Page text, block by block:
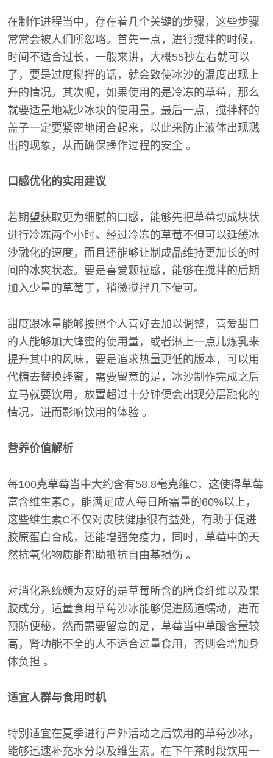
在制作进程当中，存在着几个关键的步骤，这些步骤
常常会被人们所忽略。首先一点，进行搅拌的时候，
时间不适合过长，一般来讲，大概55秒左右就可以
了，要是过度搅拌的话，就会致使冰沙的温度出现上
升的情况。其次呢，如果使用的是冷冻的草莓，那么
就要适量地减少冰块的使用量。最后一点，搅拌杯的
盖子一定要紧密地闭合起来，以此来防止液体出现溅
出的现象，从而确保操作过程的安全 。
口感优化的实用建议
若期望获取更为细腻的口感，能够先把草莓切成块状
进行冷冻两个小时。经过冷冻的草莓不但可以延缓冰
沙融化的速度，而且还能够让制成品维持更加长的时
间的冰爽状态。要是喜爱颗粒感，能够在搅拌的后期
加入少量的草莓丁，稍微搅拌几下便可。
甜度跟冰量能够按照个人喜好去加以调整，喜爱甜口
的人能够加大蜂蜜的使用量，或者淋上一点儿炼乳来
提升其中的风味，要是追求热量更低的版本，可以用
代糖去替换蜂蜜，需要留意的是，冰沙制作完成之后
立马就要饮用，放置超过十分钟便会出现分层融化的
情况，进而影响饮用的体验 。
营养价值解析
每100克草莓当中大约含有58.8毫克维C，这使得草莓
富含维生素C，能满足成人每日所需量的60%以上，
这些维生素C不仅对皮肤健康很有益处，有助于促进
胶原蛋白合成，还能增强免疫力，同时，草莓中的天
然抗氧化物质能帮助抵抗自由基损伤 。
对消化系统颇为友好的是草莓所含的膳食纤维以及果
胶成分，适量食用草莓沙冰能够促进肠道蠕动，进而
预防便秘，然而需要留意的是，草莓当中草酸含量较
高，肾功能不全的人不适合过量食用，否则会增加身
体负担 。
适宜人群与食用时机
特别适宜在夏季进行户外活动之后饮用的草莓沙冰，
能够迅速补充水分以及维生素。在下午茶时段饮用一